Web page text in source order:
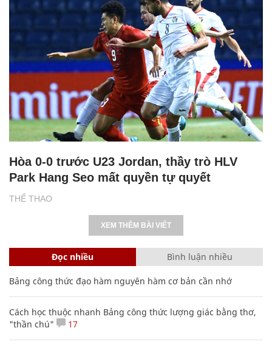
THỂ THAO
Hòa 0-0 trước U23 Jordan, thầy trò HLV
Park Hang Seo mất quyền tự quyết
XEM THÊM BÀI VIẾT
Đọc nhiều Bình luận nhiều
Bảng công thức đạo hàm nguyên hàm cơ bản cần nhớ
Cách học thuộc nhanh Bảng công thức lượng giác bằng thơ,
"thần chú"
17